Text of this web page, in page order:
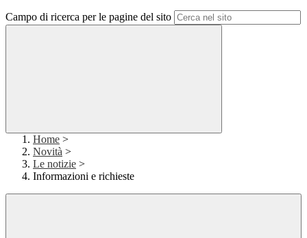
Campo di ricerca per le pagine del sito
Home >
Novità >
Le notizie >
Informazioni e richieste